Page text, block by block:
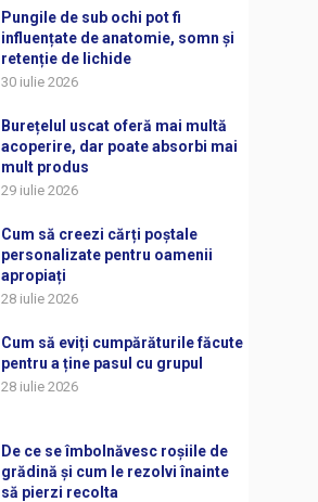
Pungile de sub ochi pot fi
influențate de anatomie, somn și
retenție de lichide
30 iulie 2026
Burețelul uscat oferă mai multă
acoperire, dar poate absorbi mai
mult produs
29 iulie 2026
Cum să creezi cărți poștale
personalizate pentru oamenii
apropiați
28 iulie 2026
Cum să eviți cumpărăturile făcute
pentru a ține pasul cu grupul
28 iulie 2026
De ce se îmbolnăvesc roșiile de
grădină și cum le rezolvi înainte
să pierzi recolta